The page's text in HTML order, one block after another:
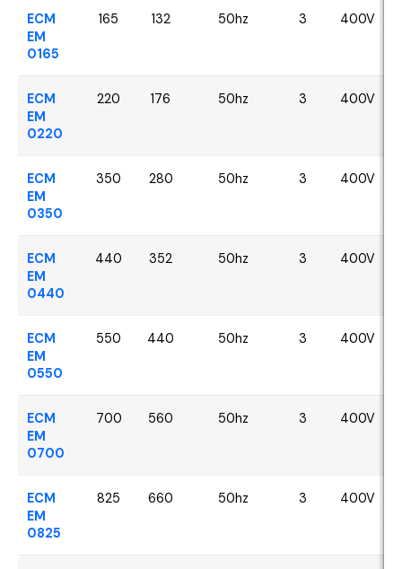
ECM
EM
0165
165 132 50hz 3 400V
ECM
EM
0220
220 176 50hz 3 400V
ECM
EM
0350
350 280 50hz 3 400V
ECM
EM
0440
440 352 50hz 3 400V
ECM
EM
0550
550 440 50hz 3 400V
ECM
EM
0700
700 560 50hz 3 400V
ECM
EM
0825
825 660 50hz 3 400V